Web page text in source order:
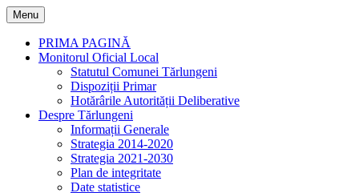
Skip
to
content
Menu
PRIMA PAGINĂ
Monitorul Oficial Local
Statutul Comunei Tărlungeni
Dispoziții Primar
Hotărârile Autorității Deliberative
Despre Tărlungeni
Informații Generale
Strategia 2014-2020
Strategia 2021-2030
Plan de integritate
Date statistice